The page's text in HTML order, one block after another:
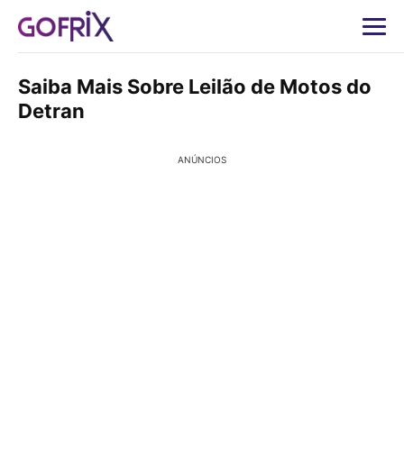
Saiba Mais Sobre Leilão de Motos do
Detran
ANÚNCIOS